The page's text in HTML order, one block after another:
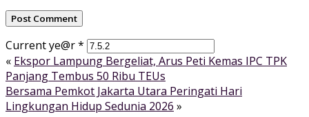
Current ye@r*
« Ekspor Lampung Bergeliat, Arus Peti Kemas IPC TPK
Panjang Tembus 50 Ribu TEUs
Bersama Pemkot Jakarta Utara Peringati Hari
Lingkungan Hidup Sedunia 2026 »